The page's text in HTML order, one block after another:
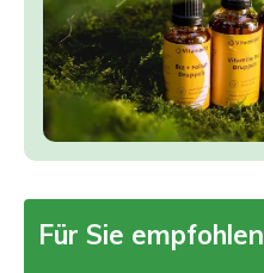
Für Sie empfohlen